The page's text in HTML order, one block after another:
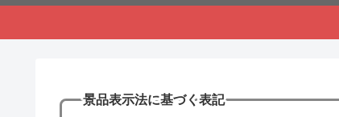
景品表示法に基づく表記